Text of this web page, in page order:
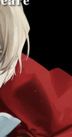
親子玩具
情趣用品